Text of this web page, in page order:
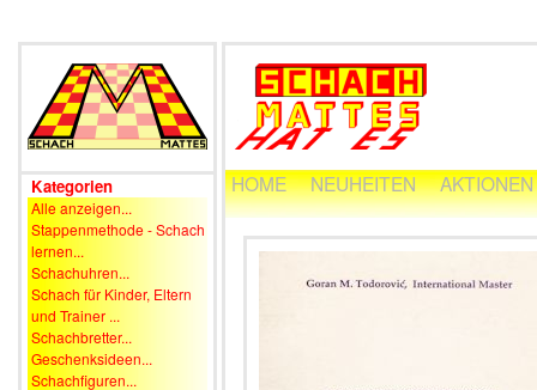
Kategorien
Alle anzeigen...
Stappenmethode - Schach
lernen...
Schachuhren...
Schach für Kinder, Eltern
und Trainer ...
Schachbretter...
Geschenksideen...
Schachfiguren...
HOME NEUHEITEN AKTIONEN